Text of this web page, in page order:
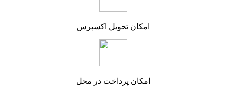
امکان تحویل اکسپرس
امکان پرداخت در محل